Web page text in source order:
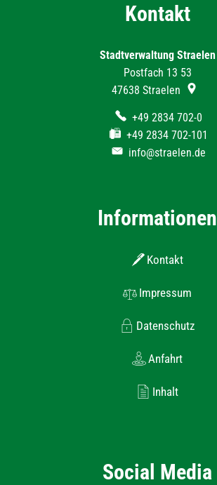
Kontakt
Stadtverwaltung Straelen
Postfach 13 53
47638 Straelen
+49 2834 702-0
+49 2834 702-101
info@straelen.de
Informationen
Kontakt
Impressum
Datenschutz
Anfahrt
Inhalt
Social Media